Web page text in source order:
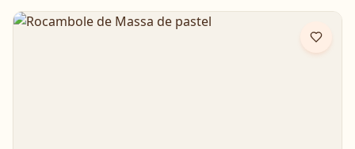
impossível de resistir 💛